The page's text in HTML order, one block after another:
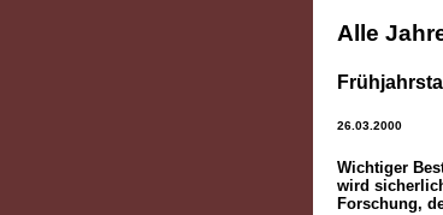
Alle
26.03.2000
Wichtiger
wird
Forschung,